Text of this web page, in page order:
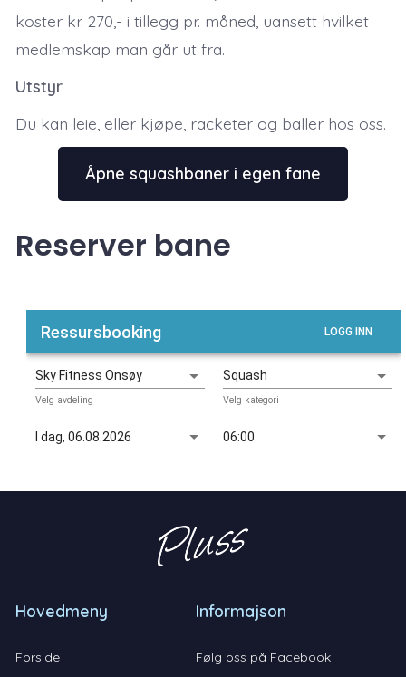
koster kr. 270,­- i tillegg pr. måned, uansett hvilket
medlemskap man går ut fra.
Utstyr
Du kan leie, eller kjøpe, racketer og baller hos oss.
Åpne squashbaner i egen fane
Reserver bane
Hovedmeny
Forside
Informajson
Følg oss på Facebook